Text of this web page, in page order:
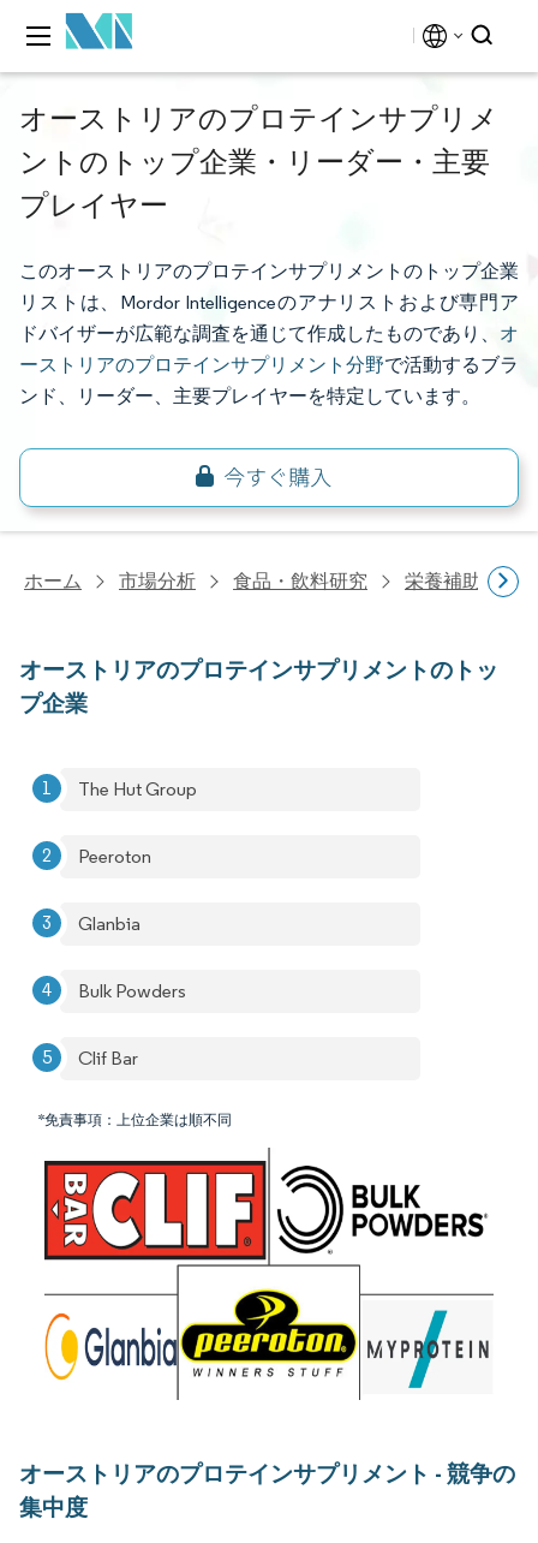
オーストリアのプロテインサプリメ
ントのトップ企業・リーダー・主要
プレイヤー
このオーストリアのプロテインサプリメントのトップ企業
リストは、Mordor Intelligenceのアナリストおよび専門ア
ドバイザーが広範な調査を通じて作成したものであり、 オ
ーストリアのプロテインサプリメント分野で活動するブラ
ンド、リーダー、主要プレイヤーを特定しています。
ホーム 市場分析 食品・飲料研究 栄養補助食品
オーストリアのプロテインサプリメントのトッ
プ企業
The Hut Group
Peeroton
Glanbia
Bulk Powders
Clif Bar
*免責事項：上位企業は順不同
オーストリアのプロテインサプリメント - 競争の
集中度